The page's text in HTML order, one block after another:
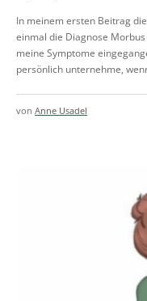
In meinem ersten Beitrag
einmal die Diagnose
meine Symptome
persönlich unternehme,
von Anne Usadel